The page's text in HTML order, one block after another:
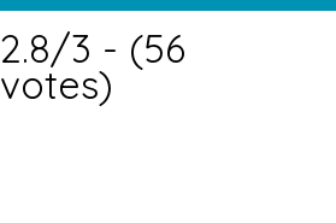
2.8/3 - (56
votes)